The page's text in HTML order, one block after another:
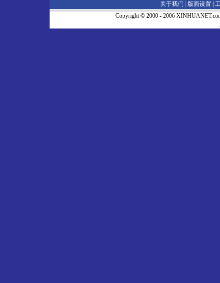
关于我们 | 版面设置
Copyright © 2000 - 2006